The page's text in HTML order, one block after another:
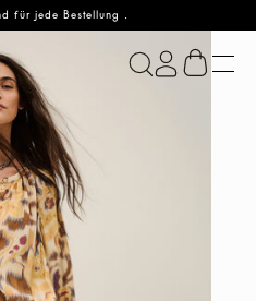
für jede Bestellung .